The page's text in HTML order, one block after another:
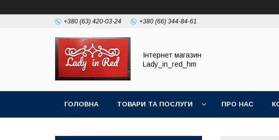
+380 (63) 420-03-24 +380 (66) 344-84-61
Інтернет магазин
Lady_in_red_hm
ГОЛОВНА ТОВАРИ ТА ПОСЛУГИ ПРО НАС